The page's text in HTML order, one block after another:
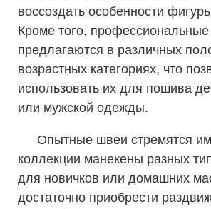
воссоздать особенности
Кроме того,
предлагаются в различных
возрастных категориях, что
использовать их для пошива
или мужской одежды.
Опытные швеи стремятся
коллекции манекены разных
для новичков или домашних
достаточно приобрести